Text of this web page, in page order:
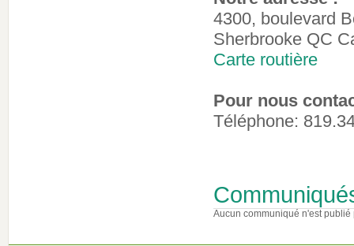
4300, boulevard
Sherbrooke QC
Carte routière
Pour nous
Téléphone:
Aucun communiqué n'est publié